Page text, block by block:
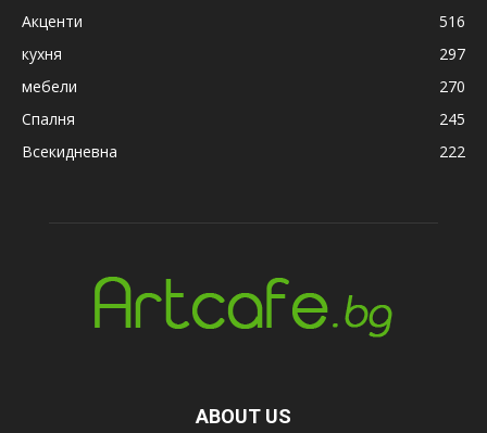
Акценти
516
кухня
297
мебели
270
Спалня
245
Всекидневна
222
ABOUT US